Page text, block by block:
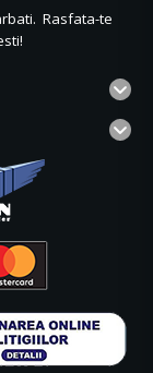
Rasfata-te